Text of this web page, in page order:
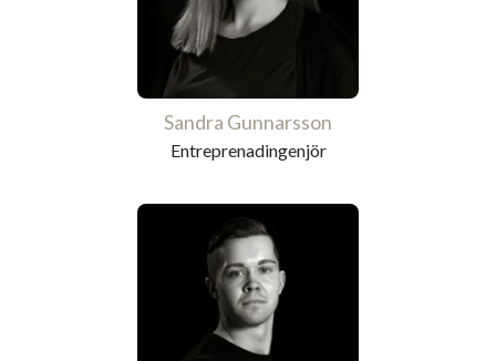
Sandra Gunnarsson
Entreprenadingenjör